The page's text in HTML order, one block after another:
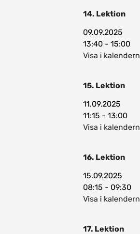
14. Lektion
09.09.2025
13:40 - 15:00
Visa i kalendern
15. Lektion
11.09.2025
11:15 - 13:00
Visa i kalendern
16. Lektion
15.09.2025
08:15 - 09:30
Visa i kalendern
17. Lektion